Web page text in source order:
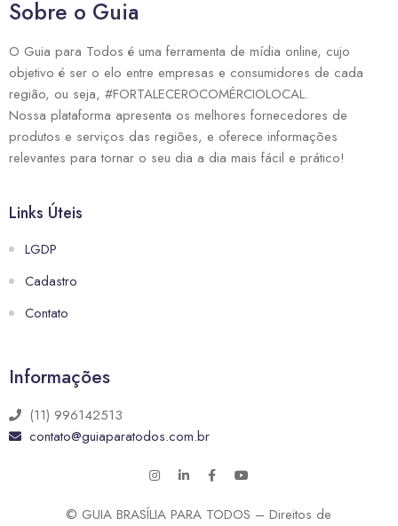
Sobre o Guia
O Guia para Todos é uma ferramenta de mídia online, cujo
objetivo é ser o elo entre empresas e consumidores de cada
região, ou seja, #FORTALECEROCOMÉRCIOLOCAL.
Nossa plataforma apresenta os melhores fornecedores de
produtos e serviços das regiões, e oferece informações
relevantes para tornar o seu dia a dia mais fácil e prático!
Links Úteis
LGDP
Cadastro
Contato
Informações
(11) 996142513
contato@guiaparatodos.com.br
© GUIA BRASÍLIA PARA TODOS – Direitos de